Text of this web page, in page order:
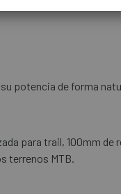
potencia de forma
para trail, 100mm
terrenos MTB.